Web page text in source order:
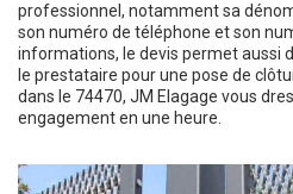
professionnel, notamment sa
son numéro de téléphone et son
informations, le devis permet aussi
le prestataire pour une pose de
dans le 74470, JM Elagage vous
engagement en une heure.